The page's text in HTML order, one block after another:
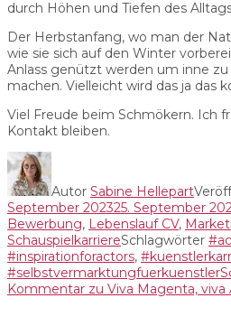
durch Höhen und Tiefen des
Der Herbstanfang, wo man der
wie sie sich auf den Winter
Anlass genützt werden um inne
machen. Vielleicht wird das ja das
Viel Freude beim Schmökern. Ich
Kontakt bleiben.
Autor Sabine Hellepart
September 202325. September
Bewerbung, Lebenslauf CV,
SchauspielkarriereSchlagwörter
#inspirationforactors,
#selbstvermarktungfuerkuenstler
Kommentar zu Viva Magenta, viva